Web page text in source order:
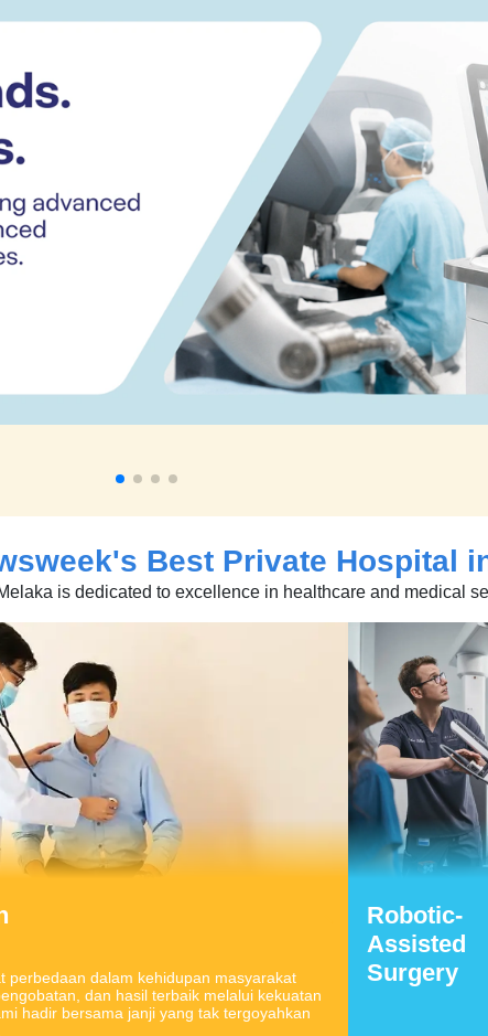
Best Private Hospital
is dedicated to excellence in healthcare and medical
perbedaan dalam kehidupan masyarakat
dan hasil terbaik melalui kekuatan
hadir bersama janji yang tak tergoyahkan
Robotic-
Assisted
Surgery